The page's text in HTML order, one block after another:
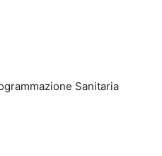
Sanitaria